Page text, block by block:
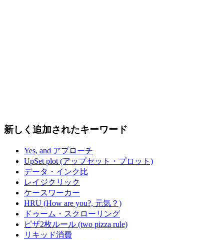
新しく追加されたキーワード
Yes, and アプローチ
UpSet plot (アップセット・プロット)
データ・インク比
レイジクリック
ケースワーカー
HRU (How are you?, 元気？)
ドゥーム・スクローリング
ピザ2枚ルール (two pizza rule)
リキッド消費